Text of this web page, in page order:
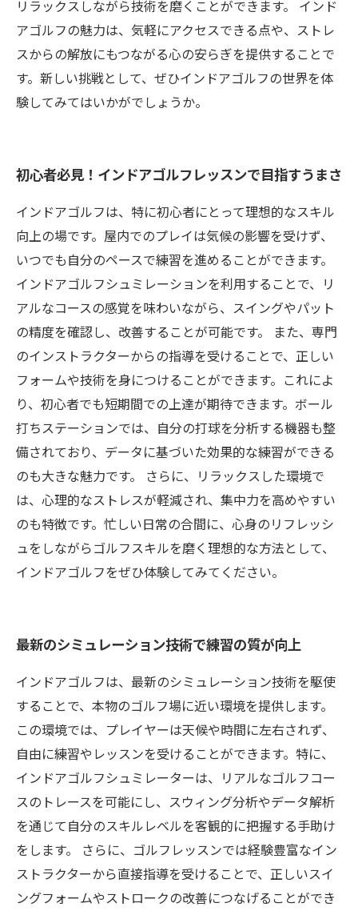
リラックスしながら技術を磨くことができます。 インド
アゴルフの魅力は、気軽にアクセスできる点や、ストレ
スからの解放にもつながる心の安らぎを提供することで
す。新しい挑戦として、ぜひインドアゴルフの世界を体
験してみてはいかがでしょうか。
初心者必見！インドアゴルフレッスンで目指すうまさ
インドアゴルフは、特に初心者にとって理想的なスキル
向上の場です。屋内でのプレイは気候の影響を受けず、
いつでも自分のペースで練習を進めることができます。
インドアゴルフシュミレーションを利用することで、リ
アルなコースの感覚を味わいながら、スイングやパット
の精度を確認し、改善することが可能です。 また、専門
のインストラクターからの指導を受けることで、正しい
フォームや技術を身につけることができます。これによ
り、初心者でも短期間での上達が期待できます。ボール
打ちステーションでは、自分の打球を分析する機器も整
備されており、データに基づいた効果的な練習ができる
のも大きな魅力です。 さらに、リラックスした環境で
は、心理的なストレスが軽減され、集中力を高めやすい
のも特徴です。忙しい日常の合間に、心身のリフレッシ
ュをしながらゴルフスキルを磨く理想的な方法として、
インドアゴルフをぜひ体験してみてください。
最新のシミュレーション技術で練習の質が向上
インドアゴルフは、最新のシミュレーション技術を駆使
することで、本物のゴルフ場に近い環境を提供します。
この環境では、プレイヤーは天候や時間に左右されず、
自由に練習やレッスンを受けることができます。特に、
インドアゴルフシュミレーターは、リアルなゴルフコー
スのトレースを可能にし、スウィング分析やデータ解析
を通じて自分のスキルレベルを客観的に把握する手助け
をします。 さらに、ゴルフレッスンでは経験豊富なイン
ストラクターから直接指導を受けることで、正しいスイ
ングフォームやストロークの改善につなげることができ